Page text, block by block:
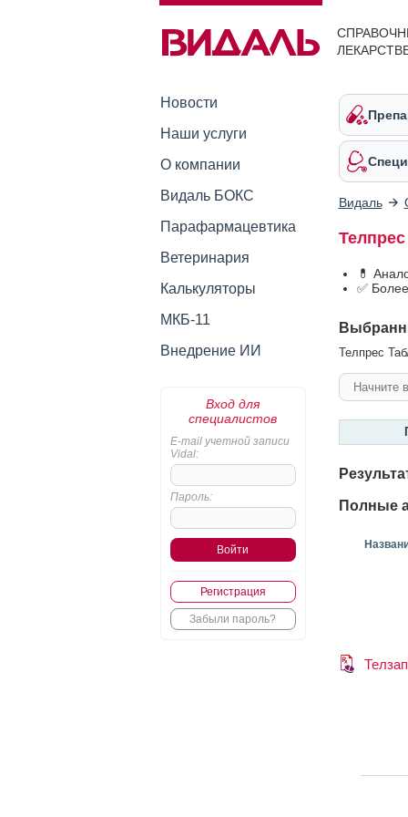
Новости
Наши услуги
О компании
Видаль БОКС
Парафармацевтика
Ветеринария
Калькуляторы
МКБ-11
Внедрение ИИ
Вход для
специалистов
E-mail учетной записи
Vidal:
Пароль:
Регистрация
Забыли пароль?
Видаль
💊
✅
Телпрес
Полные
Телзап